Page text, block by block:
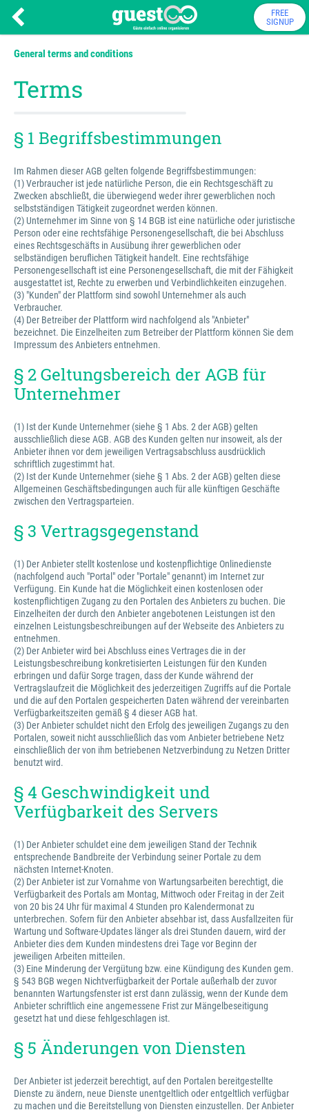
FREE
SIGNUP
General terms and conditions
Terms
§ 1 Begriffsbestimmungen
Im Rahmen dieser AGB gelten folgende Begriffsbestimmungen:
(1) Verbraucher ist jede natürliche Person, die ein Rechtsgeschäft zu
Zwecken abschließt, die überwiegend weder ihrer gewerblichen noch
selbstständigen Tätigkeit zugeordnet werden können.
(2) Unternehmer im Sinne von § 14 BGB ist eine natürliche oder juristische
Person oder eine rechtsfähige Personengesellschaft, die bei Abschluss
eines Rechtsgeschäfts in Ausübung ihrer gewerblichen oder
selbständigen beruflichen Tätigkeit handelt. Eine rechtsfähige
Personengesellschaft ist eine Personengesellschaft, die mit der Fähigkeit
ausgestattet ist, Rechte zu erwerben und Verbindlichkeiten einzugehen.
(3) "Kunden" der Plattform sind sowohl Unternehmer als auch
Verbraucher.
(4) Der Betreiber der Plattform wird nachfolgend als "Anbieter"
bezeichnet. Die Einzelheiten zum Betreiber der Plattform können Sie dem
Impressum des Anbieters entnehmen.
§ 2 Geltungsbereich der AGB für
Unternehmer
(1) Ist der Kunde Unternehmer (siehe § 1 Abs. 2 der AGB) gelten
ausschließlich diese AGB. AGB des Kunden gelten nur insoweit, als der
Anbieter ihnen vor dem jeweiligen Vertragsabschluss ausdrücklich
schriftlich zugestimmt hat.
(2) Ist der Kunde Unternehmer (siehe § 1 Abs. 2 der AGB) gelten diese
Allgemeinen Geschäftsbedingungen auch für alle künftigen Geschäfte
zwischen den Vertragsparteien.
§ 3 Vertragsgegenstand
(1) Der Anbieter stellt kostenlose und kostenpflichtige Onlinedienste
(nachfolgend auch "Portal" oder "Portale" genannt) im Internet zur
Verfügung. Ein Kunde hat die Möglichkeit einen kostenlosen oder
kostenpflichtigen Zugang zu den Portalen des Anbieters zu buchen. Die
Einzelheiten der durch den Anbieter angebotenen Leistungen ist den
einzelnen Leistungsbeschreibungen auf der Webseite des Anbieters zu
entnehmen.
(2) Der Anbieter wird bei Abschluss eines Vertrages die in der
Leistungsbeschreibung konkretisierten Leistungen für den Kunden
erbringen und dafür Sorge tragen, dass der Kunde während der
Vertragslaufzeit die Möglichkeit des jederzeitigen Zugriffs auf die Portale
und die auf den Portalen gespeicherten Daten während der vereinbarten
Verfügbarkeitszeiten gemäß § 4 dieser AGB hat.
(3) Der Anbieter schuldet nicht den Erfolg des jeweiligen Zugangs zu den
Portalen, soweit nicht ausschließlich das vom Anbieter betriebene Netz
einschließlich der von ihm betriebenen Netzverbindung zu Netzen Dritter
benutzt wird.
§ 4 Geschwindigkeit und
Verfügbarkeit des Servers
(1) Der Anbieter schuldet eine dem jeweiligen Stand der Technik
entsprechende Bandbreite der Verbindung seiner Portale zu dem
nächsten Internet-Knoten.
(2) Der Anbieter ist zur Vornahme von Wartungsarbeiten berechtigt, die
Verfügbarkeit des Portals am Montag, Mittwoch oder Freitag in der Zeit
von 20 bis 24 Uhr für maximal 4 Stunden pro Kalendermonat zu
unterbrechen. Sofern für den Anbieter absehbar ist, dass Ausfallzeiten für
Wartung und Software-Updates länger als drei Stunden dauern, wird der
Anbieter dies dem Kunden mindestens drei Tage vor Beginn der
jeweiligen Arbeiten mitteilen.
(3) Eine Minderung der Vergütung bzw. eine Kündigung des Kunden gem.
§ 543 BGB wegen Nichtverfügbarkeit der Portale außerhalb der zuvor
benannten Wartungsfenster ist erst dann zulässig, wenn der Kunde dem
Anbieter schriftlich eine angemessene Frist zur Mängelbeseitigung
gesetzt hat und diese fehlgeschlagen ist.
§ 5 Änderungen von Diensten
Der Anbieter ist jederzeit berechtigt, auf den Portalen bereitgestellte
Dienste zu ändern, neue Dienste unentgeltlich oder entgeltlich verfügbar
zu machen und die Bereitstellung von Diensten einzustellen. Der Anbieter